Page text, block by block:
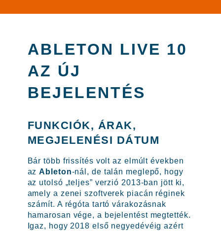
ABLETON LIVE 10
AZ ÚJ
BEJELENTÉS
FUNKCIÓK, ÁRAK,
MEGJELENÉSI DÁTUM
Bár több frissítés volt az elmúlt években
azAbleton-nál, de talán meglepő, hogy
az utolsó „teljes” verzió 2013-ban jött ki,
amely a zenei szoftverek piacán réginek
számít. A régóta tartó várakozásnak
hamarosan vége, a bejelentést megtették.
Igaz, hogy 2018 első negyedévéig azért